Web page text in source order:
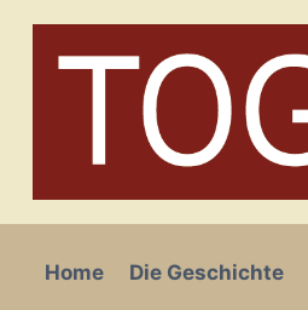
Home Die Geschichte